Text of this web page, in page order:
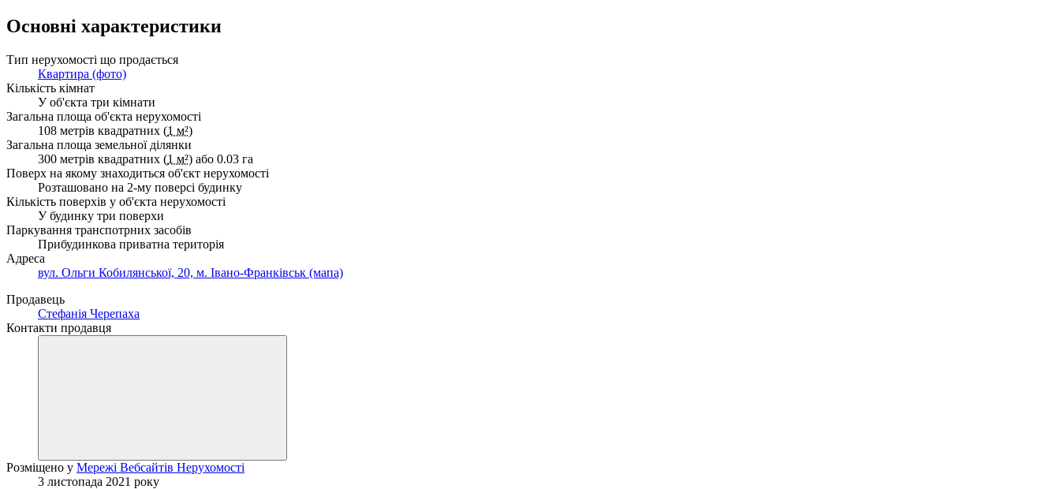
Основні характеристики
Тип нерухомості що продається
Квартира (фото)
Кількість кімнат
У об'єкта три кімнати
Загальна площа об'єкта нерухомості
108 метрів квадратних (1 м²)
Загальна площа земельної ділянки
300 метрів квадратних (1 м²) або 0.03 га
Поверх на якому знаходиться об'єкт нерухомості
Розташовано на 2-му поверсі будинку
Кількість поверхів у об'єкта нерухомості
У будинку три поверхи
Паркування транспотрних засобів
Прибудинкова приватна територія
Адреса
вул. Ольги Кобилянської, 20, м. Івано-Франківськ (мапа)
Продавець
Стефанія Черепаха
Контакти продавця
Розміщено у Мережі Вебсайтів Нерухомості
3 листопада 2021 року